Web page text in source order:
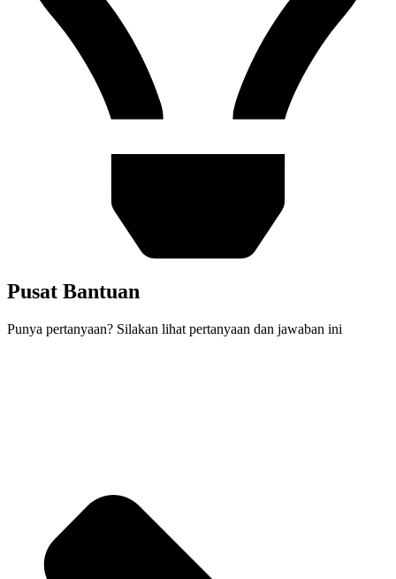
Pusat Bantuan
Punya pertanyaan? Silakan lihat pertanyaan dan jawaban ini